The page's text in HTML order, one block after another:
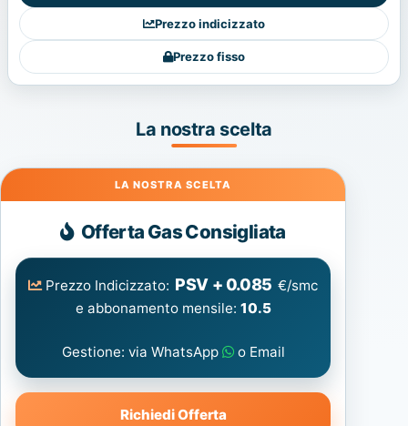
Prezzo indicizzato
Prezzo fisso
La nostra scelta
Gas
Offerta Gas Consigliata
Prezzo Indicizzato: PSV + 0.085 €/smc
e abbonamento mensile: 10.5
Gestione: via WhatsApp o Email
Richiedi Offerta